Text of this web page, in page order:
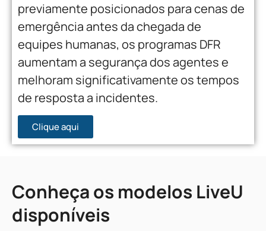
previamente posicionados para cenas de
emergência antes da chegada de
equipes humanas, os programas DFR
aumentam a segurança dos agentes e
melhoram significativamente os tempos
de resposta a incidentes.
Clique aqui
Conheça os modelos LiveU
disponíveis